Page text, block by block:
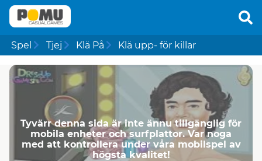
Spel Tjej Klä På Klä upp- för killar
Tyvärr denna sida är inte ännu tillgänglig för
mobila enheter och surfplattor. Var noga
med att kontrollera under våra mobilspel av
högsta kvalitet!